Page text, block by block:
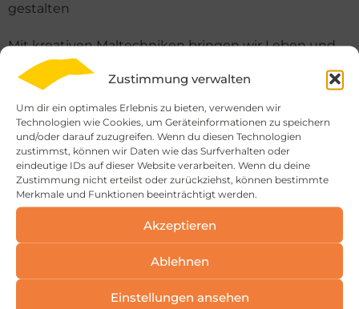
Zustimmung verwalten
Um dir ein optimales Erlebnis zu bieten, verwenden wir
Technologien wie Cookies, um Geräteinformationen zu speichern
und/oder darauf zuzugreifen. Wenn du diesen Technologien
zustimmst, können wir Daten wie das Surfverhalten oder
eindeutige IDs auf dieser Website verarbeiten. Wenn du deine
Zustimmung nicht erteilst oder zurückziehst, können bestimmte
Merkmale und Funktionen beeinträchtigt werden.
Akzeptieren
Ablehnen
Einstellungen ansehen
gestalten
Mit kreativen Maltechniken bringen wir Leben und
Individualität in Ihre Räume. Ob elegante
ausdrucksstarke Wandgestaltungen – wir zaubern
aus jeder Fläche ein Kunstwerk. Lassen Sie sich von
außergewöhnlichen Effekten und harmonischen
Farbspielen inspirieren, die Ihren Wohn- oder
Arbeitsbereich einzigartig machen.
Unsere erfahrenen Malermeister setzen Ihre
Wünsche mit höchster Präzision und einem Gespür